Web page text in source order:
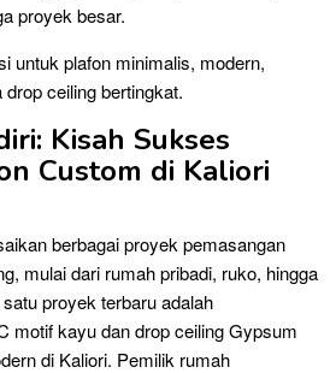
proyek besar.
untuk plafon minimalis, modern,
ceiling bertingkat.
Kisah Sukses
Custom di Kaliori
berbagai proyek pemasangan
mulai dari rumah pribadi, ruko, hingga
proyek terbaru adalah
motif kayu dan drop ceiling Gypsum
di Kaliori. Pemilik rumah